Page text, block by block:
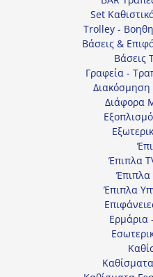
Set
Trolley -
Βάσεις &
Βάσεις
Γραφεία -
Διακόσμηση
Διάφορα
Έπιπλα
Έπιπλα
Έπιπλα
Ερμάρια